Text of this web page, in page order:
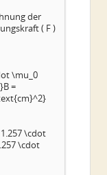
der
( F )
\mu_0
=
\cdot
\cdot